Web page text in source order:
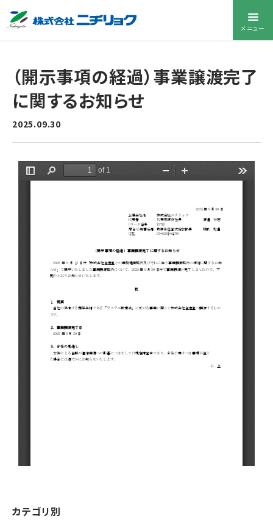
メニュー
（開示事項の経過）事業譲渡完了
に関するお知らせ
2025.09.30
カテゴリ別